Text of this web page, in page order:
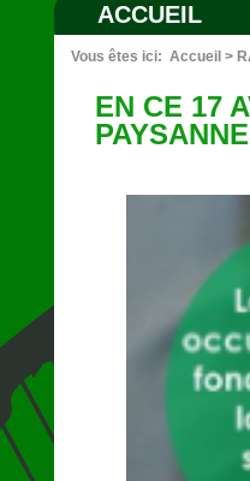
ACCUEIL
Vous êtes ici: Accueil >
EN CE 17